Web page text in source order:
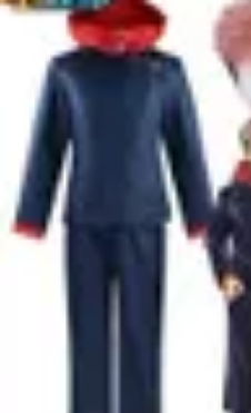
Disfraces Halloween
Listas y ConsejosGuías y
TutorialesTendencias
Disfraces Halloween